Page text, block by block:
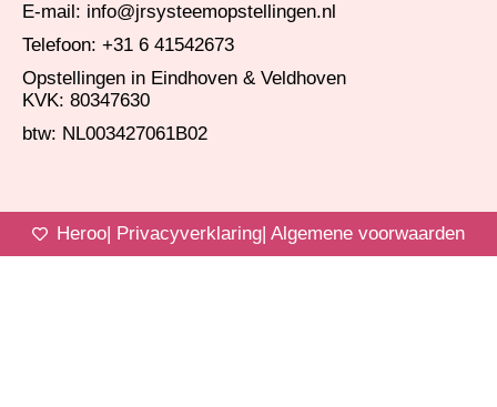
E-mail: info@jrsysteemopstellingen.nl
Telefoon: +31 6 41542673
Opstellingen in Eindhoven & Veldhoven
KVK: 80347630
btw: NL003427061B02
Heroo| Privacyverklaring| Algemene voorwaarden